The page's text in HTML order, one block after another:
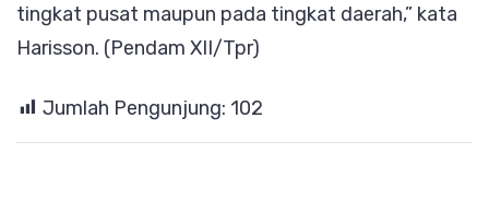
tingkat pusat maupun pada tingkat daerah,” kata
Harisson. (Pendam XII/Tpr)
Jumlah Pengunjung: 102